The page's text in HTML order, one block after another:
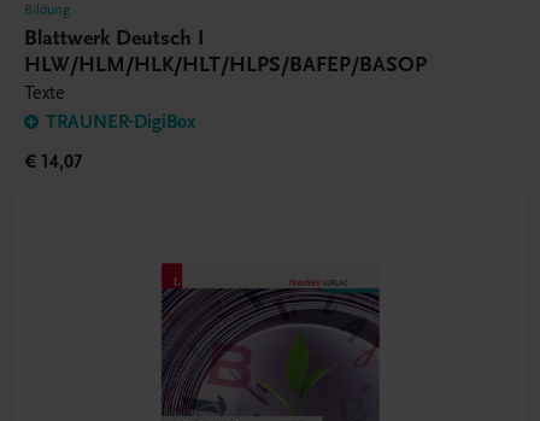
Bildung
Blattwerk Deutsch I
HLW/HLM/HLK/HLT/HLPS/BAFEP/BASOP
Texte
TRAUNER-DigiBox
€ 14,07